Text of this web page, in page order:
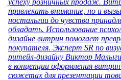
успеху розничных продаж.
привлекать внимание, но и
ностальгии до чувства
обладать. Использование
дизайне витрин помогает
покупателя. Эксперт SR по
ритейл-дизайну Виктор
в концепции оформления
сюжетах для презентации